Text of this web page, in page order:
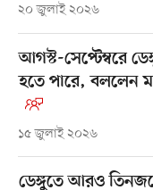
২০ জুলাই ২০২৬
আগস্ট-সেপ্টেম্বরে
হতে পারে, বললেন
১৫ জুলাই ২০২৬
ডেঙ্গুতে আরও